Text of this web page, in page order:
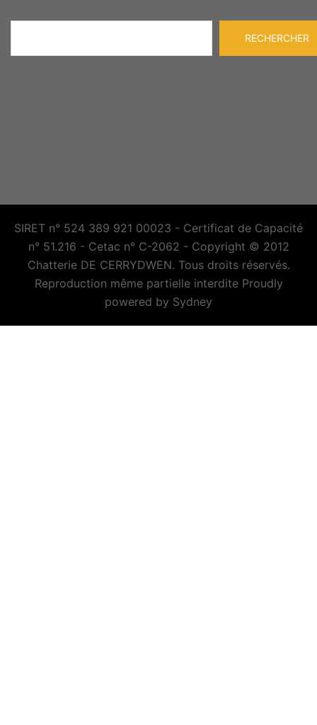
RECHERCHER
SIRET n° 524 389 921 00023 - Certificat de Capacité
n° 51.216 - Cetac n° C-2062 - Copyright © 2012
Chatterie DE CERRYDWEN. Tous droits réservés.
Reproduction même partielle interdite Proudly
powered by Sydney